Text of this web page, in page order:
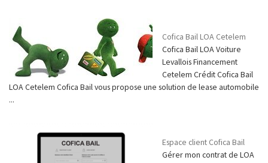
Cofica Bail LOA Cetelem
Cofica Bail LOA Voiture
Levallois Financement
Cetelem Crédit Cofica Bail
LOA Cetelem Cofica Bail vous propose une solution de lease automobile
...
Espace client Cofica Bail
Gérer mon contrat de LOA